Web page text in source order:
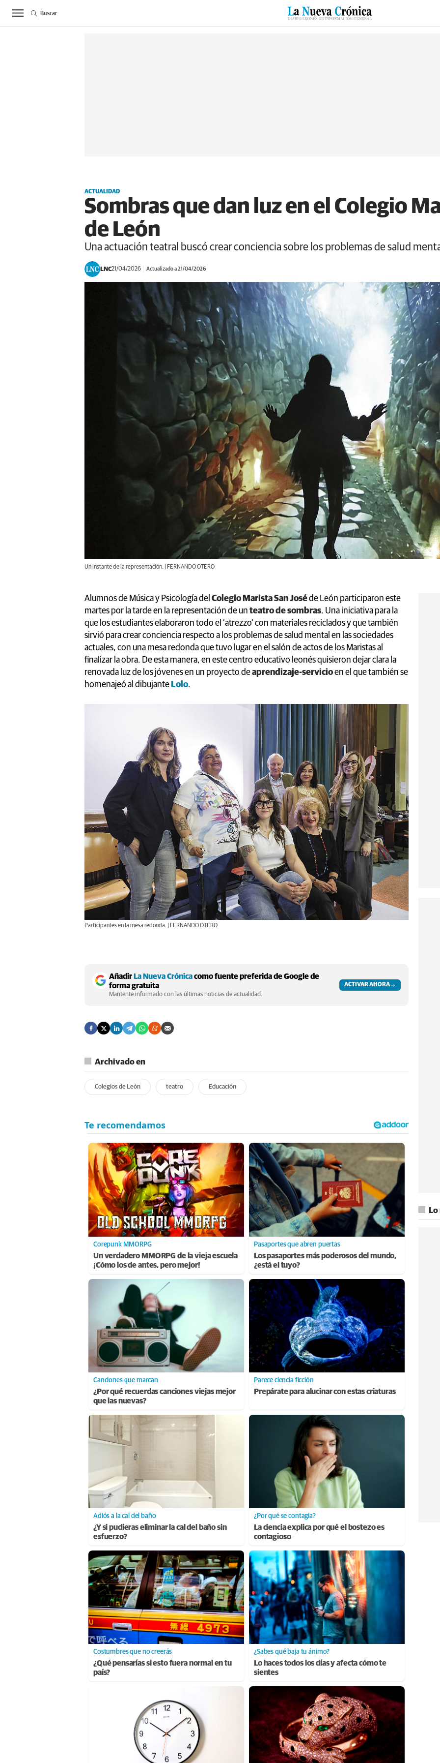
ACTUALIDAD BIERZO SUCESOS CULTURAS ESPECIALES DEPORTES
Buscar
ACTUALIDAD
Sombras que dan luz en el Colegio
de León
Una actuación teatral buscó crear conciencia sobre los problemas de salud
LNC21/04/2026 Actualizado a 21/04/2026
Un instante de la representación. | FERNANDO OTERO
Alumnos de Música y Psicología del Colegio Marista San Joséde León participaron este
martes por la tarde en la representación de un teatro de sombras. Una iniciativa para la
que los estudiantes elaboraron todo el ‘atrezzo’ con materiales reciclados y que también
sirvió para crear conciencia respecto a los problemas de salud mental en las sociedades
actuales, con una mesa redonda que tuvo lugar en el salón de actos de los Maristas al
finalizar la obra. De esta manera, en este centro educativo leonés quisieron dejar clara la
renovada luz de los jóvenes en un proyecto deaprendizaje-servicioen el que también se
homenajeó al dibujante Lolo.
Participantes en la mesa redonda. | FERNANDO OTERO
Añadir La Nueva Crónicacomo fuente preferida de Google de
forma gratuita
Mantente informado con las últimas noticias de actualidad.
ACTIVAR AHORA
Archivado en
Colegios de León teatro Educación
Corepunk MMORPG
Un verdadero MMORPG de la vieja escuela
¡Cómo los de antes, pero mejor!
Pasaportes que abren puertas
Los pasaportes más poderosos del mundo,
¿está el tuyo?
Canciones que marcan
¿Por qué recuerdas canciones viejas mejor
que las nuevas?
Parece ciencia ficción
Prepárate para alucinar con estas criaturas
Adiós a la cal del baño
¿Y si pudieras eliminar la cal del baño sin
esfuerzo?
¿Por qué se contagia?
La ciencia explica por qué el bostezo es
contagioso
Costumbres que no creerás
¿Qué pensarías si esto fuera normal en tu
país?
¿Sabes qué baja tu ánimo?
Lo haces todos los días y afecta cómo te
sientes